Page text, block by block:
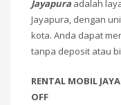
Jayapura adalah
Jayapura, dengan
kota. Anda dapat
tanpa deposit atau
RENTAL MOBIL
OFF